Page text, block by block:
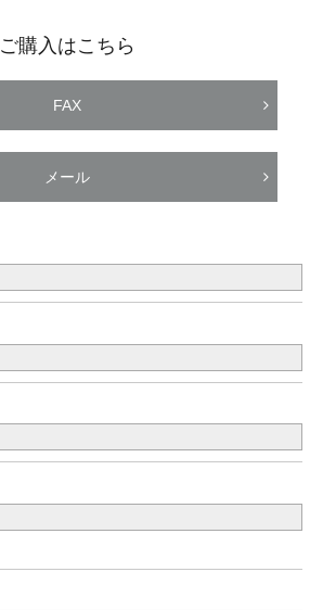
ご購入はこちら
FAX
メール